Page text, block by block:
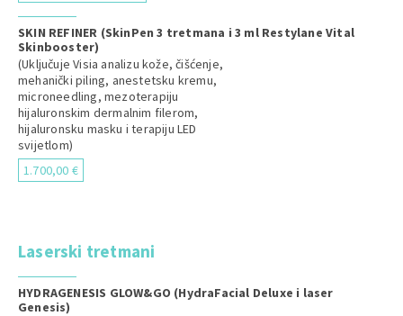
SKIN REFINER (SkinPen 3 tretmana i 3 ml Restylane Vital
Skinbooster)
(Uključuje Visia analizu kože, čišćenje,
mehanički piling, anestetsku kremu,
microneedling, mezoterapiju
hijaluronskim dermalnim filerom,
hijaluronsku masku i terapiju LED
svijetlom)
1.700,00 €
Laserski tretmani
HYDRAGENESIS GLOW&GO (HydraFacial Deluxe i laser
Genesis)